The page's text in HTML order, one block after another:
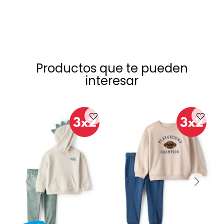
Productos que te pueden
interesar